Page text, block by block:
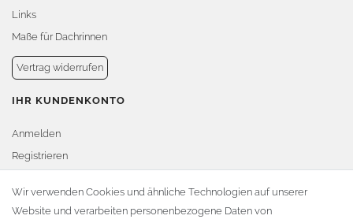
Links
Maße für Dachrinnen
Vertrag widerrufen
IHR KUNDENKONTO
Anmelden
Registrieren
Warenkorb
Zur Kasse
Wir verwenden Cookies und ähnliche Technologien auf unserer
Website und verarbeiten personenbezogene Daten von